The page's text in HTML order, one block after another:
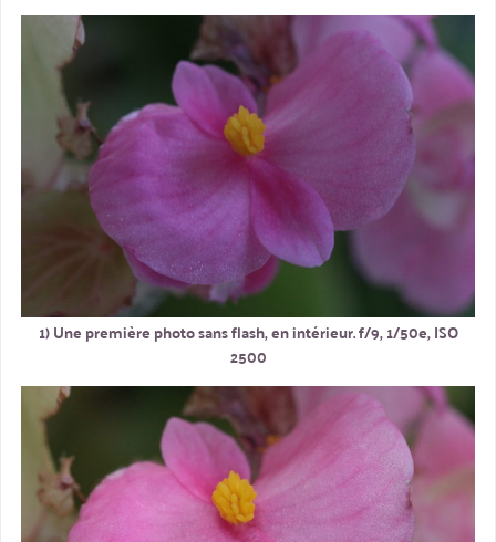
1) Une première photo sans flash, en intérieur. f/9, 1/50e, ISO
2500